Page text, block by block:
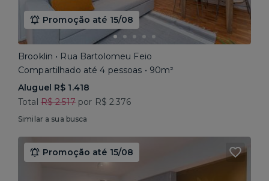
Promoção até 15/08
Brooklin • Rua Bartolomeu Feio
Compartilhado até 4 pessoas • 90m²
Aluguel R$ 1.418
Total R$ 2.517por R$ 2.376
Similar a sua busca
Promoção até 15/08